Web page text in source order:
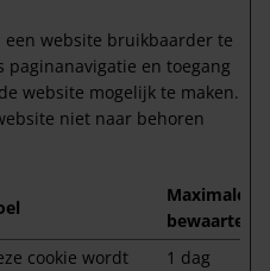
een website bruikbaarder te
paginanavigatie en toegang
website mogelijk te maken.
niet naar behoren
Maximale
cookie wordt
1 dag